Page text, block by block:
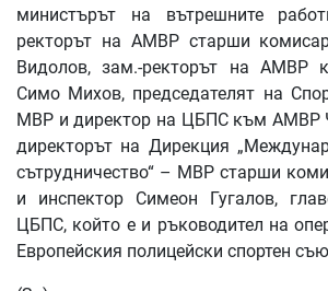
министърът на вътрешните
ректорът на АМВР старши
Видолов, зам.-ректорът на АМВР
Симо Михов, председателят на
МВР и директор на ЦБПС към АМВР
директорът на Дирекция
сътрудничество“ – МВР старши
и инспектор Симеон Гугалов,
ЦБПС, който е и ръководител на
Европейския полицейски спортен